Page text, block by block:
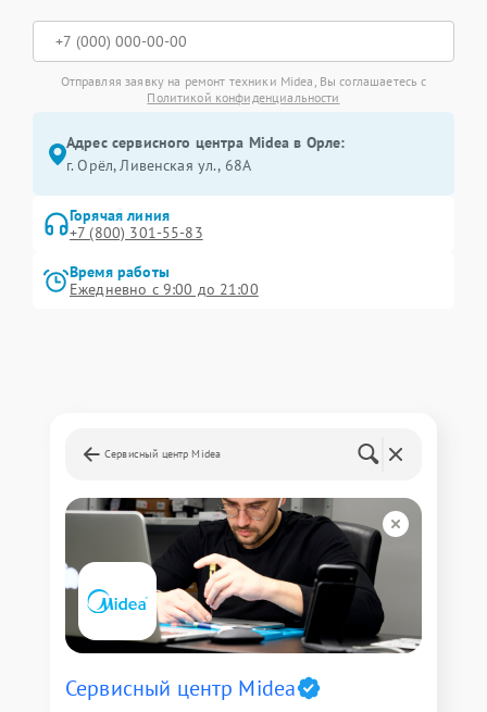
Отправляя заявку на ремонт техники Midea, Вы соглашаетесь с
Политикой конфиденциальности
Адрес сервисного центра Midea в Орле:
г. Орёл, Ливенская ул., 68А
Горячая линия
+7 (800) 301-55-83
Время работы
Ежедневно с 9:00 до 21:00
Сервисный центр Midea
Сервисный центр Midea